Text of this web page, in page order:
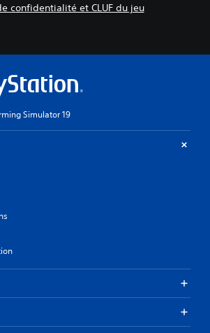
confidentialité et CLUF du jeu
Simulator 19